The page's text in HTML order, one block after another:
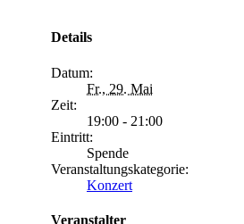
Details
Datum:
Fr., 29. Mai
Zeit:
19:00 - 21:00
Eintritt:
Spende
Veranstaltungskategorie:
Konzert
Veranstalter